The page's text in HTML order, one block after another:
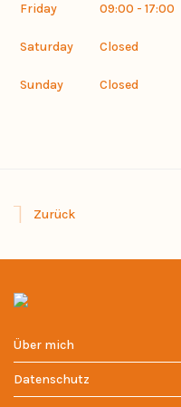
Friday 09:00 - 17:00
Saturday Closed
Sunday Closed
Zurück
Über mich
Datenschutz